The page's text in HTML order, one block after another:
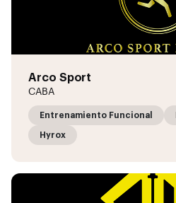
Arco Sport
CABA
Entrenamiento Funcional
Hyrox